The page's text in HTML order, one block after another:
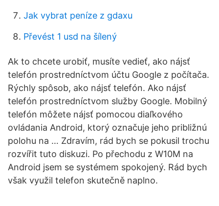
Jak vybrat peníze z gdaxu
Převést 1 usd na šílený
Ak to chcete urobiť, musíte vedieť, ako nájsť
telefón prostredníctvom účtu Google z počítača.
Rýchly spôsob, ako nájsť telefón. Ako nájsť
telefón prostredníctvom služby Google. Mobilný
telefón môžete nájsť pomocou diaľkového
ovládania Android, ktorý označuje jeho približnú
polohu na … Zdravím, rád bych se pokusil trochu
rozvířit tuto diskuzi. Po přechodu z W10M na
Android jsem se systémem spokojený. Rád bych
však využil telefon skutečně naplno.